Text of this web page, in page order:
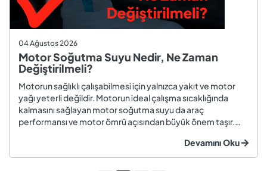
04 Ağustos 2026
Motor Soğutma Suyu Nedir, Ne Zaman
Değiştirilmeli?
Motorun sağlıklı çalışabilmesi için yalnızca yakıt ve motor
yağı yeterli değildir. Motorun ideal çalışma sıcaklığında
kalmasını sağlayan motor soğutma suyu da araç
performansı ve motor ömrü açısından büyük önem taşır.
değiştirilmeyen soğutma suyu; hararet, korozyon, motor
arızaları ve yüksek onarım ma...
Devamını Oku